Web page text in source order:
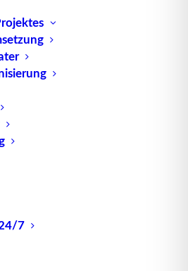
7
Aware
Anforderungen gerecht
einer ständigen
Transformation unterliegen,
Zyklen, in denen Software
Diese Veränderung der
Frontend und
Durch die Entkopplung der
bereits von
eigene Release-Zyklen